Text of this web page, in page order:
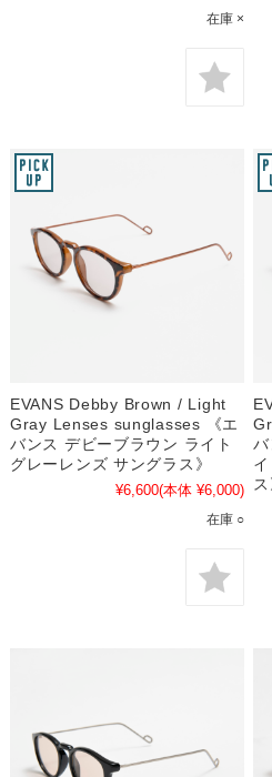
在庫 ×
EVANS Debby Brown / Light
Gray Lenses sunglasses 《エ
バンス デビーブラウン ライト
グレーレンズ サングラス》
¥6,600(本体 ¥6,000)
在庫 ○
ス